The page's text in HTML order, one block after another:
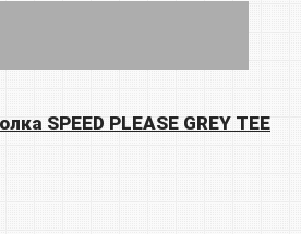
SPEED PLEASE GREY TEE